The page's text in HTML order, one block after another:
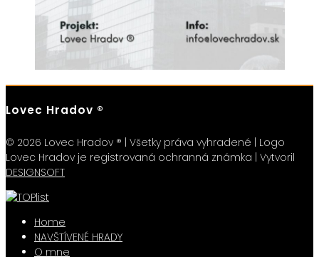
Lovec Hradov ®
© 2026 Lovec Hradov ® | Všetky práva vyhradené | Logo
Lovec Hradov je registrovaná ochranná známka | Vytvoril
DESIGNSOFT
Home
NAVŠTÍVENÉ HRADY
O mne